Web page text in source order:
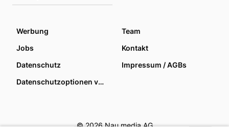
Werbung
Team
Jobs
Kontakt
Datenschutz
Impressum / AGBs
Datenschutzoptionen verwalten
© 2026 Nau media AG